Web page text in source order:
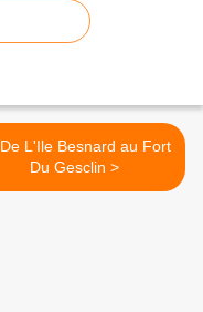
L'Ile Besnard au Fort
Du Gesclin >